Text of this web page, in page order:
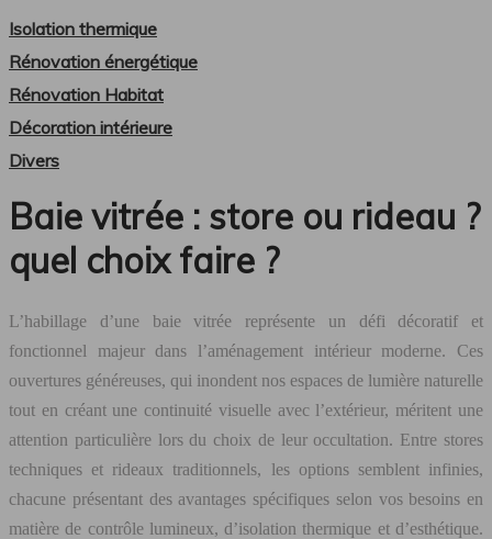
Isolation thermique
Rénovation énergétique
Rénovation Habitat
Décoration intérieure
Divers
Baie vitrée : store ou rideau ?
quel choix faire ?
L’habillage d’une baie vitrée représente un défi décoratif et
fonctionnel majeur dans l’aménagement intérieur moderne. Ces
ouvertures généreuses, qui inondent nos espaces de lumière naturelle
tout en créant une continuité visuelle avec l’extérieur, méritent une
attention particulière lors du choix de leur occultation. Entre stores
techniques et rideaux traditionnels, les options semblent infinies,
chacune présentant des avantages spécifiques selon vos besoins en
matière de contrôle lumineux, d’isolation thermique et d’esthétique.